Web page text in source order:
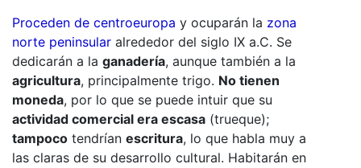
Proceden de centroeuropa y ocuparán la zona
norte peninsular alrededor del siglo IX a.C. Se
dedicarán a la ganadería, aunque también a la
agricultura, principalmente trigo. No tienen
moneda, por lo que se puede intuir que su
actividad comercial era escasa (trueque);
tampoco tendrían escritura, lo que habla muy a
las claras de su desarrollo cultural. Habitarán en